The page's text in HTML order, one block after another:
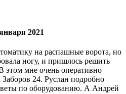
2021
на распашные ворота, но
ногу, и пришлось решить
этом мне очень оперативно
24. Руслан подробно
по оборудованию. А Андрей